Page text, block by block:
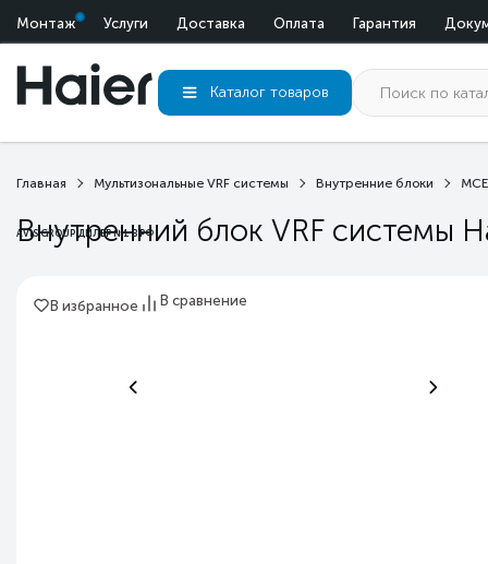
Монтаж Услуги Доставка Оплата Гарантия
AVIS GROUP ДИЛЕР №1 В РФ
Каталог товаров
Главная Мультизональные VRF системы Внутренние блоки
Внутренний блок VRF системы
В избранное В сравнение